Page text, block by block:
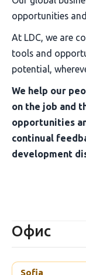
opportunities
At LDC, we are
tools and
potential,
We help our
on the job and
opportunities
continual
development
Офис
Sofia